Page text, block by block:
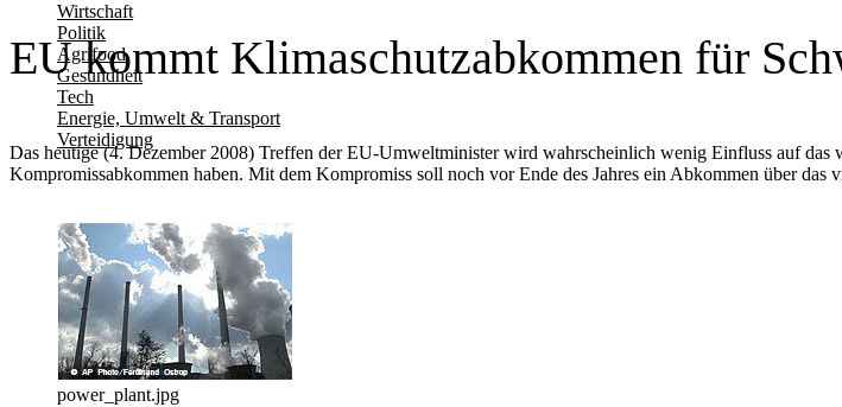
Wirtschaft
Politik
Agrifood
Gesundheit
Tech
Energie, Umwelt & Transport
Verteidigung
EU kommt Klimaschutzabkommen für
Das heutige (4. Dezember 2008) Treffen der EU-Umweltminister wird wahrscheinlich wenig Einfluss auf das
Kompromissabkommen haben. Mit dem Kompromiss soll noch vor Ende des Jahres ein Abkommen über
power_plant.jpg